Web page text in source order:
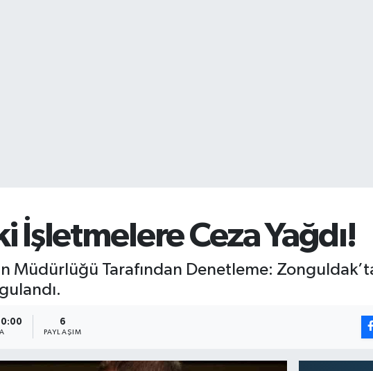
İşletmelere Ceza Yağdı!
Müdürlüğü Tarafından Denetleme:
6
PAYLAŞIM